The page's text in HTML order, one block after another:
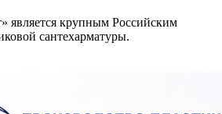
является крупным Российским
сантехарматуры.